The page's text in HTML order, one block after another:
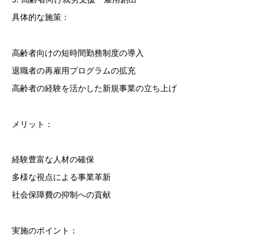
具体的な施策：
高齢者向けの短時間勤務制度の導入
退職者の再雇用プログラムの拡充
高齢者の経験を活かした新規事業の立ち上げ
メリット：
経験豊富な人材の確保
多様な視点による事業革新
社会保障費の抑制への貢献
実施のポイント：